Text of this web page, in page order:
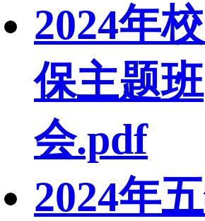
2024年
保主题班
会.pdf
2024年